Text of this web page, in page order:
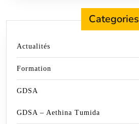
Categories
Actualités
Formation
GDSA
GDSA – Aethina Tumida